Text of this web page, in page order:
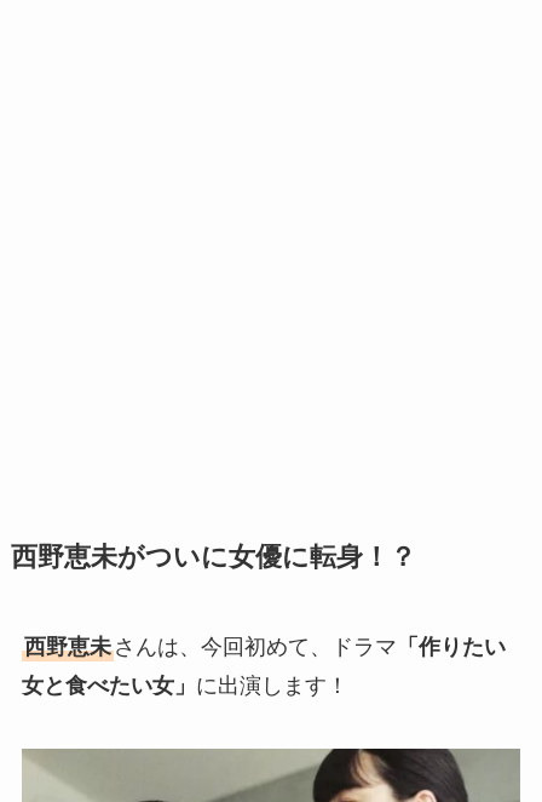
西野恵未がついに女優に転身！？
西野恵未さんは、今回初めて、ドラマ 「作りたい
女と食べたい女」 に出演します！